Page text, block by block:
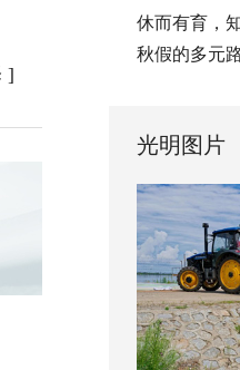
]
休而有育，
秋假的多元
光明图片